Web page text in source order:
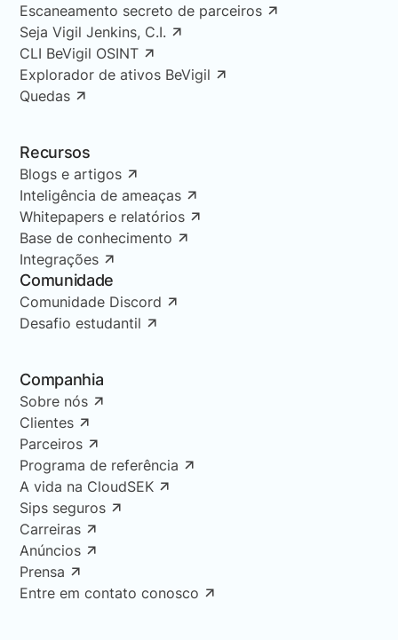
Escaneamento secreto de parceiros
Seja Vigil Jenkins, C.I.
CLI BeVigil OSINT
Explorador de ativos BeVigil
Quedas
Recursos
Blogs e artigos
Inteligência de ameaças
Whitepapers e relatórios
Base de conhecimento
Integrações
Comunidade
Comunidade Discord
Desafio estudantil
Companhia
Sobre nós
Clientes
Parceiros
Programa de referência
A vida na CloudSEK
Sips seguros
Carreiras
Anúncios
Prensa
Entre em contato conosco